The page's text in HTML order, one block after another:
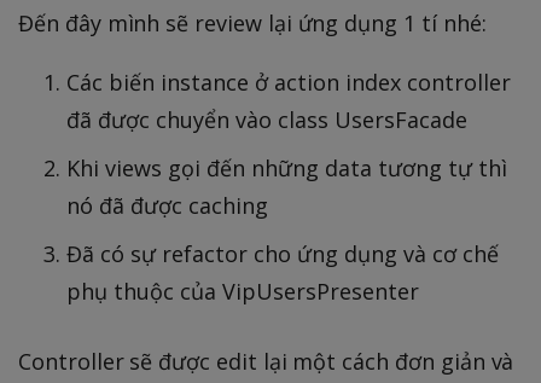
Đến đây mình sẽ review lại ứng dụng 1 tí nhé:
Các biến instance ở action index controller
đã được chuyển vào class UsersFacade
Khi views gọi đến những data tương tự thì
nó đã được caching
Đã có sự refactor cho ứng dụng và cơ chế
phụ thuộc của VipUsersPresenter
Controller sẽ được edit lại một cách đơn giản và